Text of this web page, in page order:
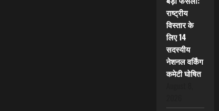
राष्ट्रीय
विस्तार के
लिए 14
सदस्यीय
नेशनल वर्किंग
कमेटी घोषित